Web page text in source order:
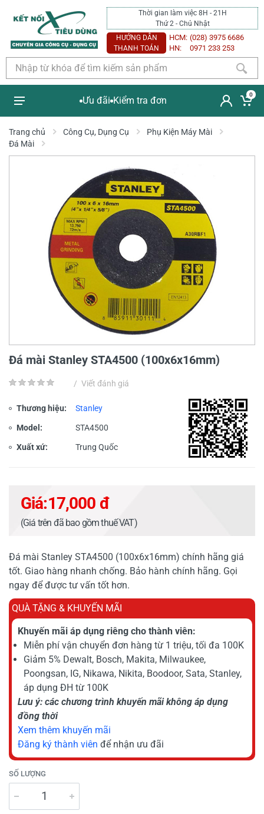
Thời gian làm việc 8H - 21H
Thứ 2 - Chủ Nhật
HƯỚNG DẪN
THANH TOÁN
HCM: (028) 3975 6686
HN:
0971 233 253
Ưu đãi Kiểm tra đơn
0
Trang chủ Công Cụ, Dụng Cụ
Phụ Kiện Máy Mài
Đá Mài
Đá mài Stanley STA4500 (100x6x16mm)
/ Viết đánh giá
Thương hiệu: Stanley
Model: STA4500
Xuất xứ: Trung Quốc
Giá:17,000 đ
(Giá trên đã bao gồm thuế VAT)
Đá mài Stanley STA4500 (100x6x16mm) chính hãng giá
tốt. Giao hàng nhanh chống. Bảo hành chính hãng. Gọi
ngay để được tư vấn tốt hơn.
QUÀ TẶNG & KHUYẾN MÃI
Khuyến mãi áp dụng riêng cho thành viên:
Miễn phí vận chuyển đơn hàng từ 1 triệu, tối đa 100K
Giảm 5% Dewalt, Bosch, Makita, Milwaukee,
Poongsan, IG, Nikawa, Nikita, Boodoor, Sata, Stanley,
áp dụng ĐH từ 100K
Lưu ý: các chương trình khuyến mãi không áp dụng
đồng thời
Xem thêm khuyến mãi
Đăng ký thành viên để nhận ưu đãi
SỐ LƯỢNG